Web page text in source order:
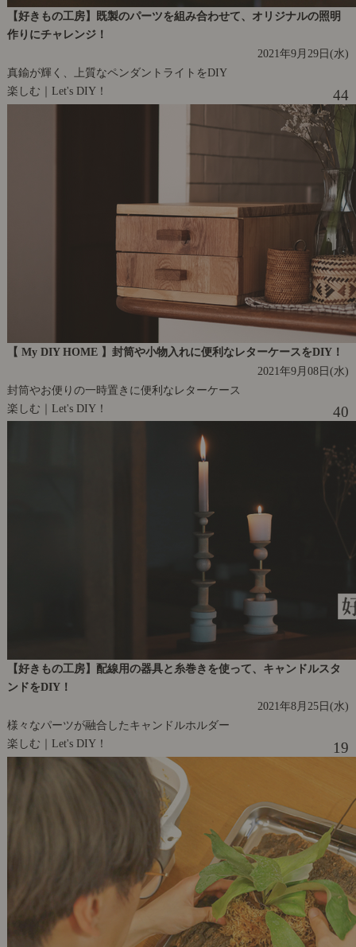
【好きもの工房】既製のパーツを組み合わせて、オリジナルの照明
作りにチャレンジ！
2021年9月29日(水)
真鍮が輝く、上質なペンダントライトをDIY
楽しむ｜Let's DIY！
44
【 My DIY HOME 】封筒や小物入れに便利なレターケースをDIY！
2021年9月08日(水)
封筒やお便りの一時置きに便利なレターケース
楽しむ｜Let's DIY！
40
【好きもの工房】配線用の器具と糸巻きを使って、キャンドルスタ
ンドをDIY！
2021年8月25日(水)
様々なパーツが融合したキャンドルホルダー
楽しむ｜Let's DIY！
19